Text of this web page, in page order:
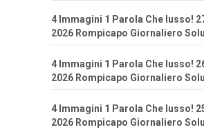
4 Immagini 1 Parola Che lusso!
2026 Rompicapo Giornaliero
4 Immagini 1 Parola Che lusso!
2026 Rompicapo Giornaliero
4 Immagini 1 Parola Che lusso!
2026 Rompicapo Giornaliero